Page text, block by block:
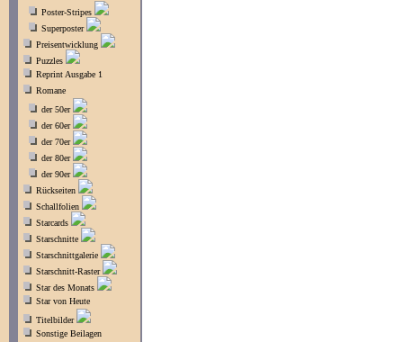
Poster-Stripes
Superposter
Preisentwicklung
Puzzles
Reprint Ausgabe 1
Romane
der 50er
der 60er
der 70er
der 80er
der 90er
Rückseiten
Schallfolien
Starcards
Starschnitte
Starschnittgalerie
Starschnitt-Raster
Star des Monats
Star von Heute
Titelbilder
Sonstige Beilagen